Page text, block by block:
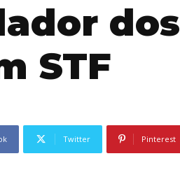
dos
STF
Twitter Pinterest